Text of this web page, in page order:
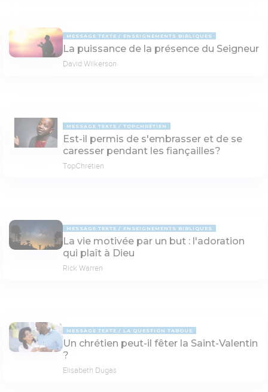
MESSAGE TEXTE ENSEIGNEMENTS BIBLIQUES
La puissance de la présence du Seigneur
David Wilkerson
MESSAGE TEXTE TOPCHRÉTIEN
Est-il permis de s'embrasser et de se
caresser pendant les fiançailles?
TopChrétien
MESSAGE TEXTE ENSEIGNEMENTS BIBLIQUES
La vie motivée par un but : l'adoration
qui plaît à Dieu
Rick Warren
MESSAGE TEXTE LA QUESTION TABOUE
Un chrétien peut-il fêter la Saint-Valentin
?
Elisabeth Dugas